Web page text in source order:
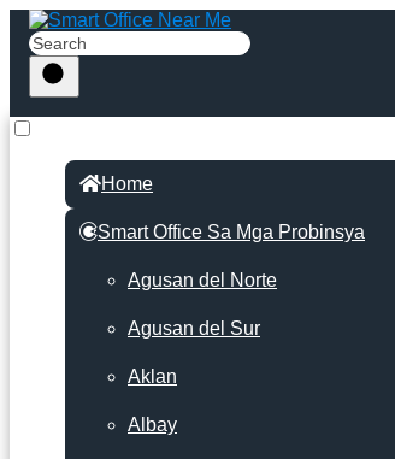
Home
Smart Office Sa Mga Probinsya
Agusan del Norte
Agusan del Sur
Aklan
Albay